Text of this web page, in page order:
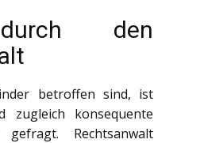
den
betroffen sind, ist
zugleich konsequente
gefragt. Rechtsanwalt